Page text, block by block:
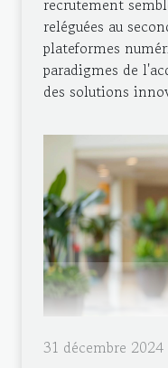
recrutement
reléguées au
plateformes
paradigmes de
des solutions
31 décembre 2024